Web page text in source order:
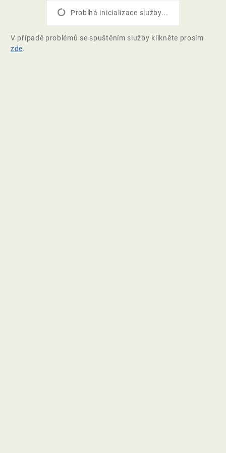
Probíhá inicializace služby...
V případě problémů se spuštěním služby klikněte prosím
zde.